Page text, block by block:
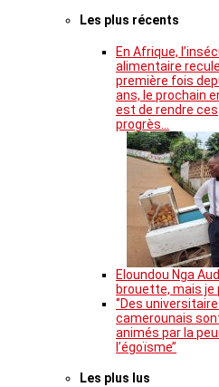
Les plus récents
En Afrique,
alimentaire
première fois
ans, le prochain
est de rendre ces
progrès…
Eloundou Nga
brouette, mais je
‘’Des
camerounais
animés par la
l’égoïsme’’
Les plus lus